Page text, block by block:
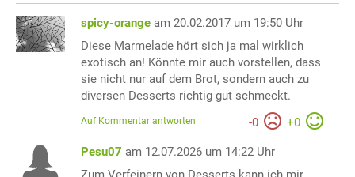
spicy-orange am 20.02.2017 um 19:50 Uhr
Diese Marmelade hört sich ja mal wirklich
exotisch an! Könnte mir auch vorstellen, dass
sie nicht nur auf dem Brot, sondern auch zu
diversen Desserts richtig gut schmeckt.
-0 +0
Auf Kommentar antworten
Pesu07 am 12.07.2026 um 14:22 Uhr